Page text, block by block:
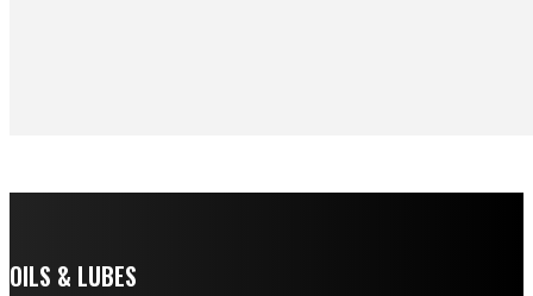
OILS & LUBES